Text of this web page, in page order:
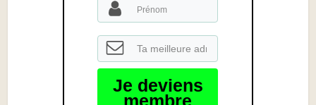
Je deviens
membre